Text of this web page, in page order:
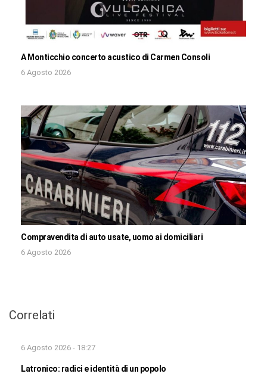
A Monticchio concerto acustico di Carmen Consoli
6 Agosto 2026
Compravendita di auto usate, uomo ai domiciliari
6 Agosto 2026
Correlati
6 Agosto 2026 - 18:27
Latronico: radici e identità di un popolo